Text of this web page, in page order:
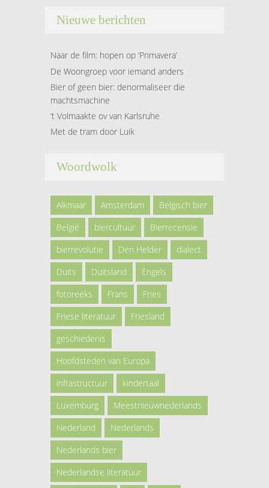
Nieuwe berichten
Naar de film: hopen op ‘Primavera’
De Woongroep voor iemand anders
Bier of geen bier: denormaliseer die
machtsmachine
’t Volmaakte ov van Karlsruhe
Met de tram door Luik
Woordwolk
Alkmaar Amsterdam
Belgisch bier
België
biercultuur
Bierrecensie
bierrevolutie
Den Helder
dialect
Duits
Duitsland
Engels
fotoreeks
Frans
Fries
Friese literatuur
Friesland
geschiedenis
Hoofdsteden van Europa
infrastructuur
kindertaal
Luxemburg
Meestnieuwnederlands
Nederland
Nederlands
Nederlands bier
Nederlandse literatuur